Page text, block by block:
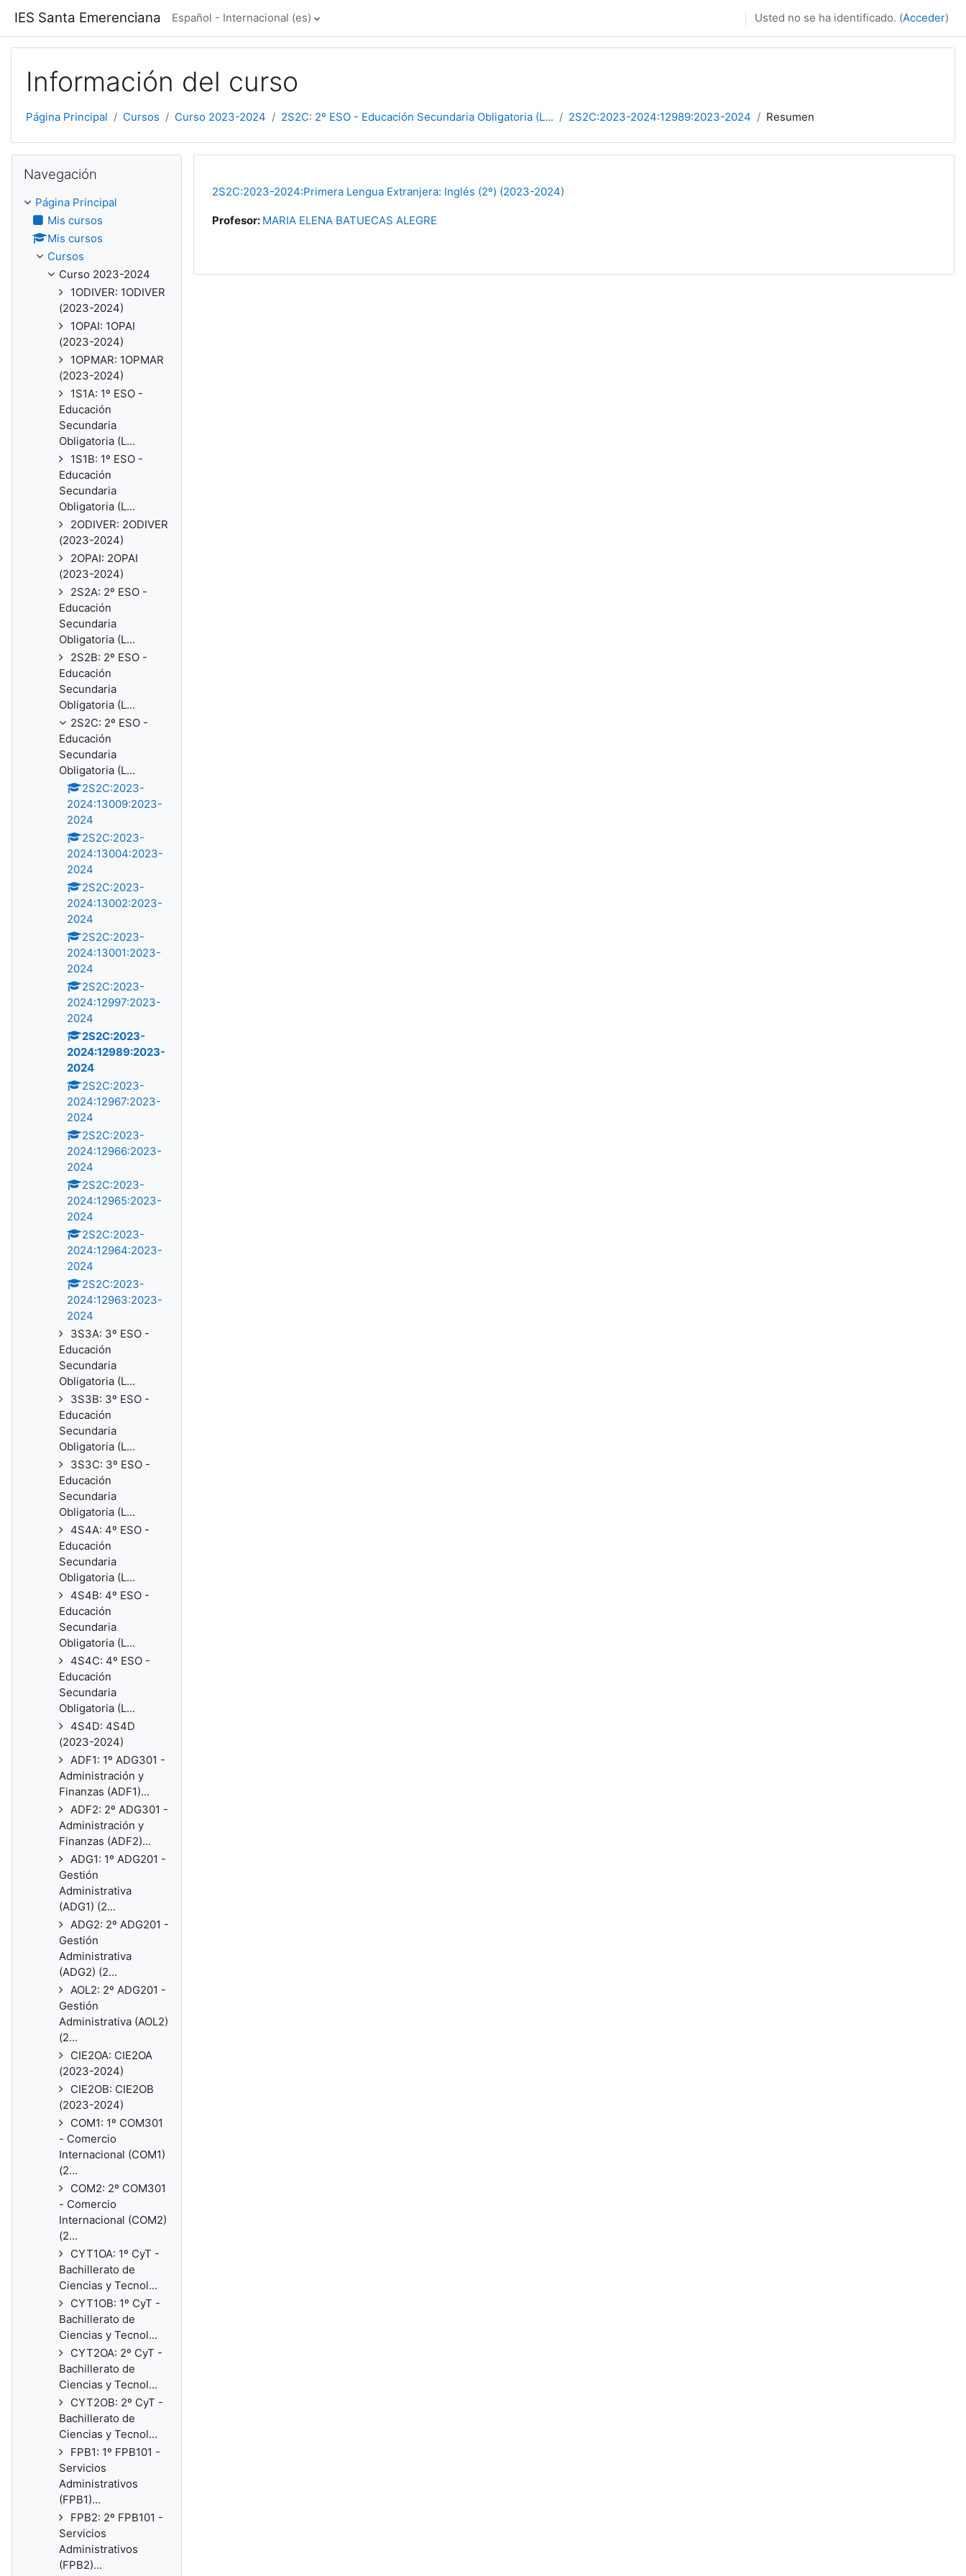
IES Santa Emerenciana Español - Internacional ‎(es)‎ Usted no se ha identificado. (Acceder)
Información del curso
Página Principal Cursos Curso 2023-2024 2S2C: 2º ESO - Educación Secundaria Obligatoria (L... 2S2C:2023-2024:12989:2023-2024 Resumen
2S2C:2023-2024:Primera Lengua Extranjera: Inglés (2º) (2023-2024)
Profesor: MARIA ELENA BATUECAS ALEGRE
Navegación
Página Principal
Mis cursos
Mis cursos
Cursos
Curso 2023-2024
1ODIVER: 1ODIVER
(2023-2024)
1OPAI: 1OPAI
(2023-2024)
1OPMAR: 1OPMAR
(2023-2024)
1S1A: 1º ESO -
Educación
Secundaria
Obligatoria (L...
1S1B: 1º ESO -
Educación
Secundaria
Obligatoria (L...
2ODIVER: 2ODIVER
(2023-2024)
2OPAI: 2OPAI
(2023-2024)
2S2A: 2º ESO -
Educación
Secundaria
Obligatoria (L...
2S2B: 2º ESO -
Educación
Secundaria
Obligatoria (L...
2S2C: 2º ESO -
Educación
Secundaria
Obligatoria (L...
2S2C:2023-
2024:13009:2023-
2024
2S2C:2023-
2024:13004:2023-
2024
2S2C:2023-
2024:13002:2023-
2024
2S2C:2023-
2024:13001:2023-
2024
2S2C:2023-
2024:12997:2023-
2024
2S2C:2023-
2024:12989:2023-
2024
2S2C:2023-
2024:12967:2023-
2024
2S2C:2023-
2024:12966:2023-
2024
2S2C:2023-
2024:12965:2023-
2024
2S2C:2023-
2024:12964:2023-
2024
2S2C:2023-
2024:12963:2023-
2024
3S3A: 3º ESO -
Educación
Secundaria
Obligatoria (L...
3S3B: 3º ESO -
Educación
Secundaria
Obligatoria (L...
3S3C: 3º ESO -
Educación
Secundaria
Obligatoria (L...
4S4A: 4º ESO -
Educación
Secundaria
Obligatoria (L...
4S4B: 4º ESO -
Educación
Secundaria
Obligatoria (L...
4S4C: 4º ESO -
Educación
Secundaria
Obligatoria (L...
4S4D: 4S4D
(2023-2024)
ADF1: 1º ADG301 -
Administración y
Finanzas (ADF1)...
ADF2: 2º ADG301 -
Administración y
Finanzas (ADF2)...
ADG1: 1º ADG201 -
Gestión
Administrativa
(ADG1) (2...
ADG2: 2º ADG201 -
Gestión
Administrativa
(ADG2) (2...
AOL2: 2º ADG201 -
Gestión
Administrativa (AOL2)
(2...
CIE2OA: CIE2OA
(2023-2024)
CIE2OB: CIE2OB
(2023-2024)
COM1: 1º COM301
- Comercio
Internacional (COM1)
(2...
COM2: 2º COM301
- Comercio
Internacional (COM2)
(2...
CYT1OA: 1º CyT -
Bachillerato de
Ciencias y Tecnol...
CYT1OB: 1º CyT -
Bachillerato de
Ciencias y Tecnol...
CYT2OA: 2º CyT -
Bachillerato de
Ciencias y Tecnol...
CYT2OB: 2º CyT -
Bachillerato de
Ciencias y Tecnol...
FPB1: 1º FPB101 -
Servicios
Administrativos
(FPB1)...
FPB2: 2º FPB101 -
Servicios
Administrativos
(FPB2)...